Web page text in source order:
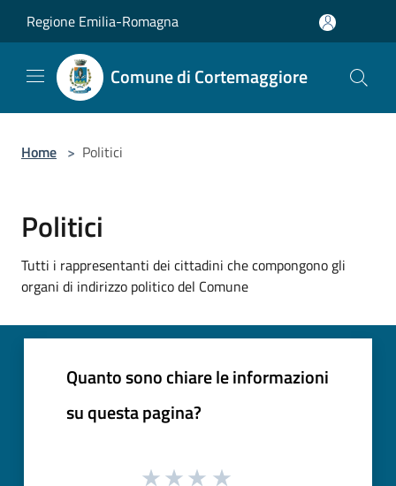
Regione Emilia-Romagna
Comune di Cortemaggiore
Home > Politici
Politici
Tutti i rappresentanti dei cittadini che compongono gli
organi di indirizzo politico del Comune
Quanto sono chiare le informazioni
su questa pagina?